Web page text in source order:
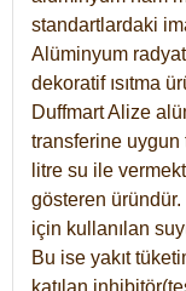
standartlardaki
Alüminyum
dekoratif ısıtma
Duffmart Alize
transferine uygun
litre su ile
gösteren üründür.
için kullanılan
Bu ise yakıt
katılan